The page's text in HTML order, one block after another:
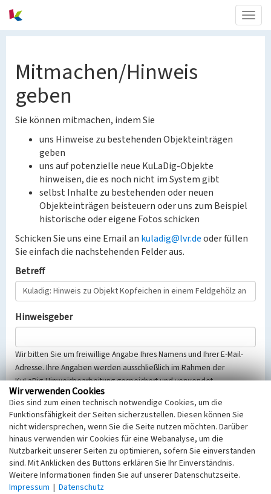
Mitmachen/Hinweis
geben
Sie können mitmachen, indem Sie
uns Hinweise zu bestehenden Objekteinträgen
geben
uns auf potenzielle neue KuLaDig-Objekte
hinweisen, die es noch nicht im System gibt
selbst Inhalte zu bestehenden oder neuen
Objekteinträgen beisteuern oder uns zum Beispiel
historische oder eigene Fotos schicken
Schicken Sie uns eine Email an kuladig@lvr.deoder füllen
Sie einfach die nachstehenden Felder aus.
Betreff
Hinweisgeber
Wir bitten Sie um freiwillige Angabe Ihres Namens und Ihrer E-Mail-
Adresse. Ihre Angaben werden ausschließlich im Rahmen der
KuLaDig-Hinweisbearbeitung gespeichert und verwendet.
Selbstverständlich werden diese entsprechend der Vorschriften des
Telemediengesetzes, des Datenschutzgesetzes NRW und der seit
dem 25.05.2018 gültigen Europäischen Datenschutzgrundverordnung
(EU-DSGVO) vertraulich behandelt, beachten Sie bitte unsere
Hinweise zumDatenschutz
Nachricht
Wir verwenden Cookies
Dies sind zum einen technisch notwendige Cookies, um die
Funktionsfähigkeit der Seiten sicherzustellen. Diesen können Sie
nicht widersprechen, wenn Sie die Seite nutzen möchten. Darüber
hinaus verwenden wir Cookies für eine Webanalyse, um die
Nutzbarkeit unserer Seiten zu optimieren, sofern Sie einverstanden
sind. Mit Anklicken des Buttons erklären Sie Ihr Einverständnis.
Weitere Informationen finden Sie auf unserer Datenschutzseite.
Impressum | Datenschutz